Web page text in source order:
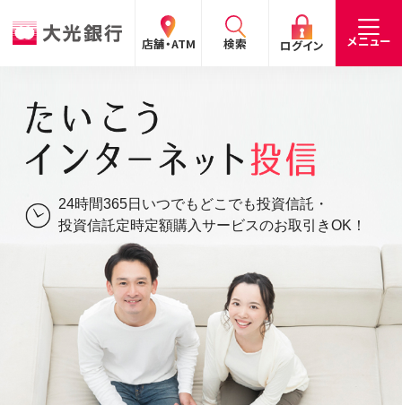
店舗・ATM 検索 ログイン メニュー
閉じる
手数料
個人の
お客さま
法人の
お客さま
企業・
IR情報
採用
情報
閉じる
個人のお客さま
たいこうパーソナルe-バンキング
サービスのご案内 ログイン
デビット会員用 Web
（デビットカードをご利用のお客さま向け）
サービスのご案内 ログイン
たいこうインターネット投信
閉じる
24時間365日いつでもどこでも投資信託・
投資信託定時定額購入サービスのお取引きOK！